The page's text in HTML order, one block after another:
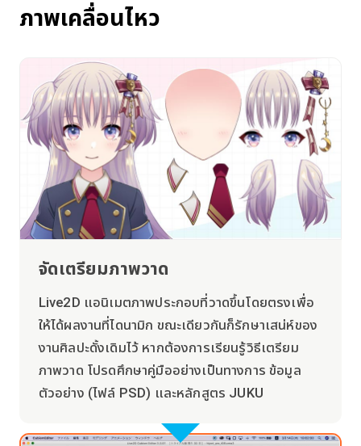
ภาพเคลื่อนไหว
จัดเตรียมภาพวาด
Live2D แอนิเมตภาพประกอบที่วาดขึ้นโดยตรงเพื่อ
ให้ได้ผลงานที่ไดนามิก ขณะเดียวกันก็รักษาเสน่ห์ของ
งานศิลปะดั้งเดิมไว้ หากต้องการเรียนรู้วิธีเตรียม
ภาพวาด โปรดศึกษาคู่มืออย่างเป็นทางการ ข้อมูล
ตัวอย่าง (ไฟล์ PSD) และหลักสูตร JUKU